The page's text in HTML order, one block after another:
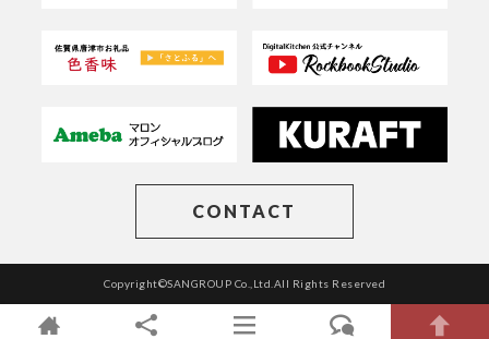
CONTACT
Copyright©SANGROUP Co.,Ltd.All Rights Reserved